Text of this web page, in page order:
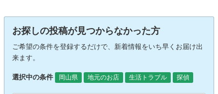
お探しの投稿が見つからなかった方
ご希望の条件を登録するだけで、新着情報をいち早くお届け出
来ます。
選択中の条件 岡山県 地元のお店 生活トラブル 探偵